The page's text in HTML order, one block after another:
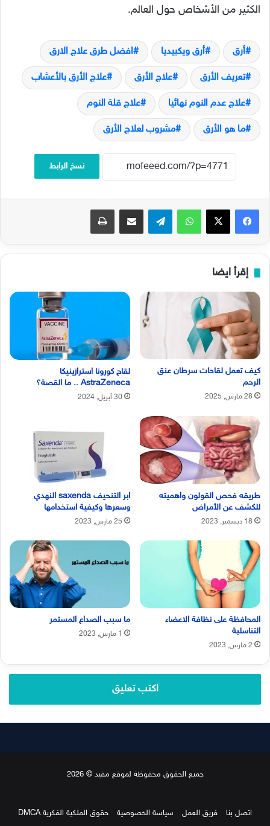
الكثير من الأشخاص حول العالم.
أرق أرق ويكبيديا افضل طرق علاج الارق
تعريف الأرق علاج الأرق علاج الأرق بالأعشاب
علاج عدم النوم نهائيا علاج قلة النوم
ما هو الأرق مشروب لعلاج الأرق
نسخ الرابط
فيسبوك‫X واتساب تيلقرام مشاركة عبر البريد طباعة
إقرأ ايضا
كيف تعمل لقاحات سرطان عنق
الرحم
28 مارس, 2025
لقاح كورونا استرازينيكا
AstraZeneca .. ما القصة؟
30 أبريل, 2024
طريقه فحص القولون واهميته
للكشف عن الأمراض
18 ديسمبر, 2023
ابر التنحيف saxenda النهدي
وسعرها وكيفية استخدامها
25 مارس, 2023
المحافظة على نظافة الاعضاء
التناسلية
2 مارس, 2023
ما سبب الصداع المستمر
1 مارس, 2023
اكتب تعليق
جميع الحقوق محفوظة لموقع مفيد © 2026
اتصل بنا فريق العمل سياسة الخصوصية حقوق الملكية الفكرية DMCA